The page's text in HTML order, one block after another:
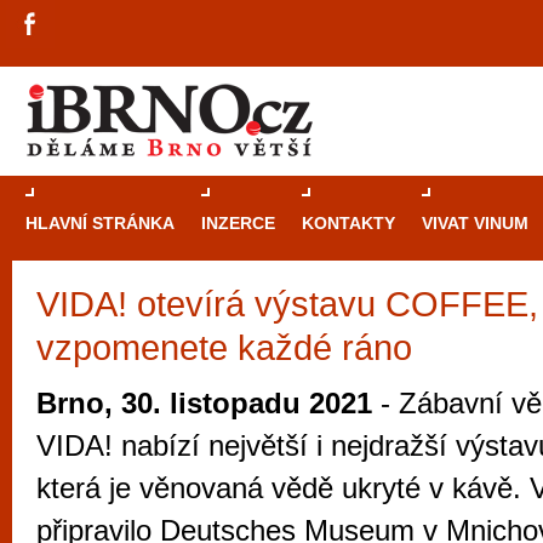
HLAVNÍ STRÁNKA INZERCE KONTAKTY VIVAT VINUM
VIDA! otevírá výstavu
vzpomenete každé ráno
Brno, 30. listopadu 2021 - Zábavní
VIDA! nabízí největší i nejdražší
která je věnovaná vědě ukryté v kávě.
připravilo Deutsches Museum v
Průvodce
Brně: Od
Brno je
zajímavé
restaurace,
Mimo jiné je ale také místem, kde si